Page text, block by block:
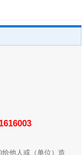
间酒驾
他人或（单位）造